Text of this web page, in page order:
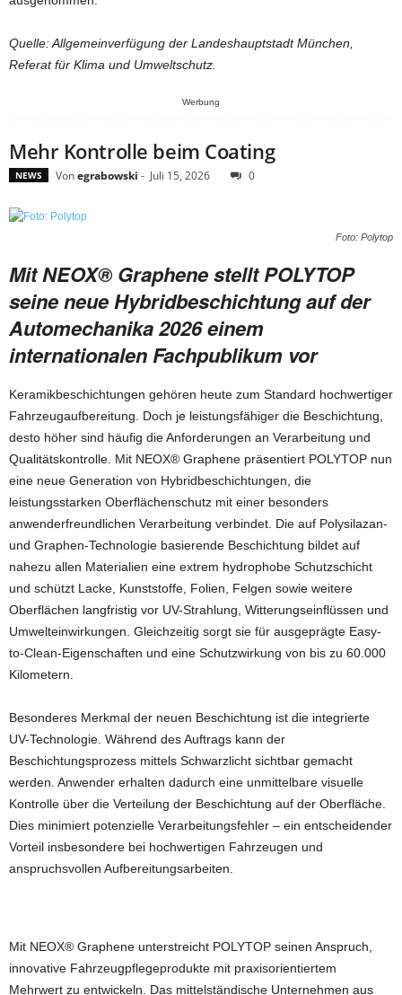
Quelle: Allgemeinverfügung der Landeshauptstadt München,
Referat für Klima und Umweltschutz.
Werbung
Mehr Kontrolle beim Coating
NEWS Vonegrabowski - Juli 15, 2026 0
Foto: Polytop
Mit NEOX® Graphene stellt POLYTOP
seine neue Hybridbeschichtung auf der
Automechanika 2026 einem
internationalen Fachpublikum vor
Keramikbeschichtungen gehören heute zum Standard hochwertiger
Fahrzeugaufbereitung. Doch je leistungsfähiger die Beschichtung,
desto höher sind häufig die Anforderungen an Verarbeitung und
Qualitätskontrolle. Mit NEOX® Graphene präsentiert POLYTOP nun
eine neue Generation von Hybridbeschichtungen, die
leistungsstarken Oberflächenschutz mit einer besonders
anwenderfreundlichen Verarbeitung verbindet. Die auf Polysilazan-
und Graphen-Technologie basierende Beschichtung bildet auf
nahezu allen Materialien eine extrem hydrophobe Schutzschicht
und schützt Lacke, Kunststoffe, Folien, Felgen sowie weitere
Oberflächen langfristig vor UV-Strahlung, Witterungseinflüssen und
Umwelteinwirkungen. Gleichzeitig sorgt sie für ausgeprägte Easy-
to-Clean-Eigenschaften und eine Schutzwirkung von bis zu 60.000
Kilometern.
Besonderes Merkmal der neuen Beschichtung ist die integrierte
UV-Technologie. Während des Auftrags kann der
Beschichtungsprozess mittels Schwarzlicht sichtbar gemacht
werden. Anwender erhalten dadurch eine unmittelbare visuelle
Kontrolle über die Verteilung der Beschichtung auf der Oberfläche.
Dies minimiert potenzielle Verarbeitungsfehler – ein entscheidender
Vorteil insbesondere bei hochwertigen Fahrzeugen und
anspruchsvollen Aufbereitungsarbeiten.
Mit NEOX® Graphene unterstreicht POLYTOP seinen Anspruch,
innovative Fahrzeugpflegeprodukte mit praxisorientiertem
Mehrwert zu entwickeln. Das mittelständische Unternehmen aus